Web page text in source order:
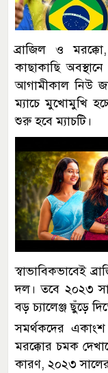
ব্রাজিল ও
কাছাকাছি
আগামীকাল নিউ
ম্যাচে মুখোমুখি
শুরু হবে ম্যাচটি।
স্বাভাবিকভাবেই
দল। তবে ২০২৩
বড় চ্যালেঞ্জ ছুঁড়ে
সমর্থকদের
মরক্কোর চমক
কারণ, ২০২৩